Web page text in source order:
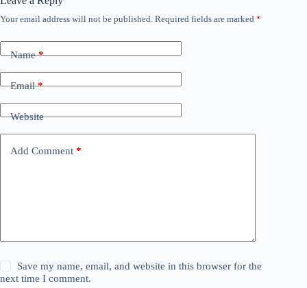
Your email address will not be published. Required fields are marked *
Name*
Email*
Website
Add Comment *
Save my name, email, and website in this browser for the
next time I comment.